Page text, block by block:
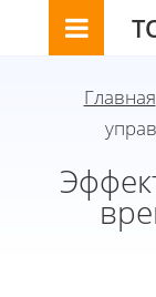
Главная